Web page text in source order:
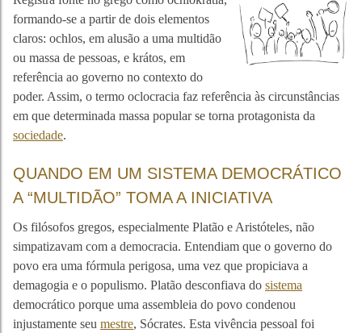
formando-se a partir de dois elementos
claros: ochlos, em alusão a uma multidão
ou massa de pessoas, e krátos, em
referência ao governo no contexto do
poder. Assim, o termo oclocracia faz referência às circunstâncias
em que determinada massa popular se torna protagonista da
sociedade.
QUANDO EM UM SISTEMA DEMOCRÁTICO
A “MULTIDÃO” TOMA A INICIATIVA
Os filósofos gregos, especialmente Platão e Aristóteles, não
simpatizavam com a democracia. Entendiam que o governo do
povo era uma fórmula perigosa, uma vez que propiciava a
demagogia e o populismo. Platão desconfiava do sistema
democrático porque uma assembleia do povo condenou
injustamente seu mestre, Sócrates. Esta vivência pessoal foi